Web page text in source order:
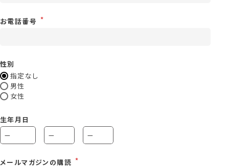
お電話番号
性別
指定なし
男性
女性
生年月日
メールマガジンの購読